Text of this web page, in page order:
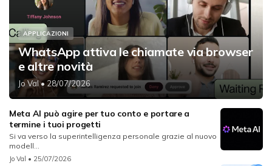
APPLICAZIONI
WhatsApp attiva le chiamate via browser
e altre novità
Jo Val• 28/07/2026
Meta AI può agire per tuo conto e portare a
termine i tuoi progetti
Si va verso la superintelligenza personale grazie al nuovo
modell...
Jo Val • 25/07/2026